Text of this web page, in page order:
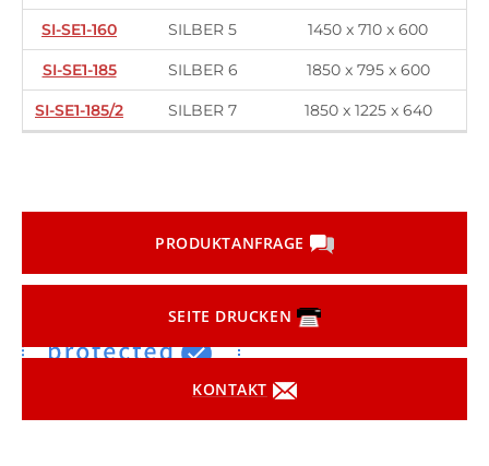
SI-SE1-160 SILBER 5 1450 x 710 x 600
SI-SE1-185 SILBER 6 1850 x 795 x 600
SI-SE1-185/2 SILBER 7 1850 x 1225 x 640
PRODUKTANFRAGE
SEITE DRUCKEN
KONTAKT